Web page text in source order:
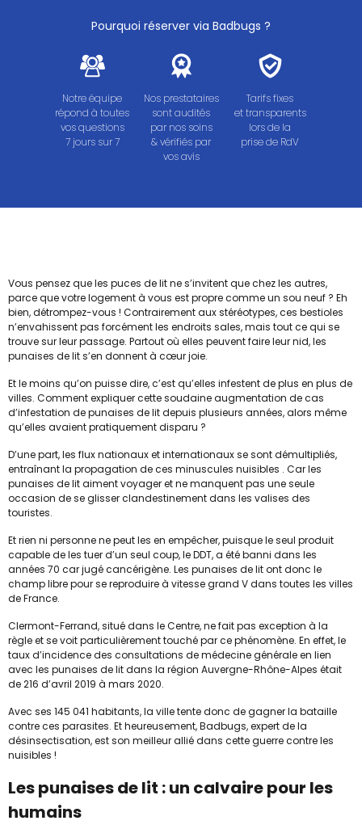
Pourquoi réserver via Badbugs ?
Notre équipe
répond à toutes
vos questions
7 jours sur 7
Nos prestataires
sont audités
par nos soins
& vérifiés par
vos avis
Tarifs fixes
et transparents
lors de la
prise de RdV
Vous pensez que les puces de lit ne s’invitent que chez les autres,
parce que votre logement à vous est propre comme un sou neuf ? Eh
bien, détrompez-vous ! Contrairement aux stéréotypes, ces bestioles
n’envahissent pas forcément les endroits sales, mais tout ce qui se
trouve sur leur passage. Partout où elles peuvent faire leur nid, les
punaises de lit s’en donnent à cœur joie.
Et le moins qu’on puisse dire, c’est qu’elles infestent de plus en plus de
villes. Comment expliquer cette soudaine augmentation de cas
d’infestation de punaises de lit depuis plusieurs années, alors même
qu’elles avaient pratiquement disparu ?
D’une part, les flux nationaux et internationaux se sont démultipliés,
entraînant la propagation de ces minuscules nuisibles . Car les
punaises de lit aiment voyager et ne manquent pas une seule
occasion de se glisser clandestinement dans les valises des
touristes.
Et rien ni personne ne peut les en empêcher, puisque le seul produit
capable de les tuer d’un seul coup, le DDT, a été banni dans les
années 70 car jugé cancérigène. Les punaises de lit ont donc le
champ libre pour se reproduire à vitesse grand V dans toutes les villes
de France.
Clermont-Ferrand, situé dans le Centre, ne fait pas exception à la
règle et se voit particulièrement touché par ce phénomène. En effet, le
taux d’incidence des consultations de médecine générale en lien
avec les punaises de lit dans la région Auvergne-Rhône-Alpes était
de 216 d’avril 2019 à mars 2020.
Avec ses 145 041 habitants, la ville tente donc de gagner la bataille
contre ces parasites. Et heureusement, Badbugs, expert de la
désinsectisation, est son meilleur allié dans cette guerre contre les
nuisibles !
Les punaises de lit : un calvaire pour les
humains